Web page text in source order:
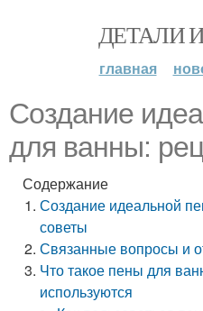
ДЕТАЛИ
главная
Создание
для ванны:
Содержание
Создание идеальной
советы
Связанные вопросы и
Что такое пены для
используются